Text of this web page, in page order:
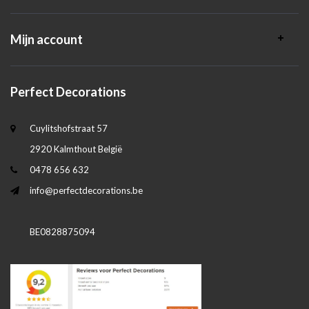
Mijn account
Perfect Decorations
Cuylitshofstraat 57
2920 Kalmthout België
0478 656 632
info@perfectdecorations.be
BE0828875094